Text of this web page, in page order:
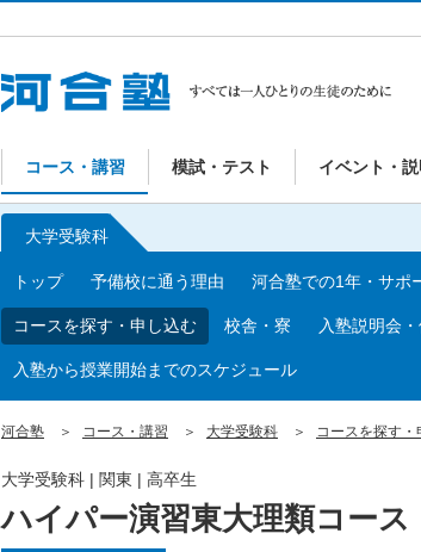
コース・講習 模試・テスト イベント・
大学受験科
トップ 予備校に通う理由 河合塾での1年・サポ
コースを探す・申し込む 校舎・寮 入塾説明会
入塾から授業開始までのスケジュール
河合塾 コース・講習 大学受験科 コースを探す・
ハイパー演習東大理類コース
大学受験科 | 関東 | 高卒生